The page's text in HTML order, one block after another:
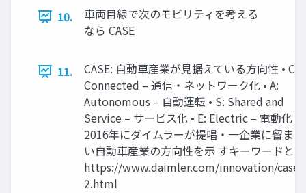
10.
車両目線で次のモビリティを考える
なら CASE
11.
CASE: 自動車産業が見据えている方向性 • C:
Connected – 通信・ネットワーク化 • A:
Autonomous – 自動運転 • S: Shared and
Service – サービス化 • E: Electric – 電動化 •
2016年にダイムラーが提唱・一企業に留ま
い自動車産業の方向性を示 すキーワードと
https://www.daimler.com/innovation/case-
2.html